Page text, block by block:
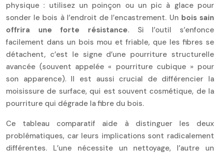
physique : utilisez un poinçon ou un pic à glace pour
sonder le bois à l’endroit de l’encastrement. Un bois sain
offrira une forte résistance. Si l’outil s’enfonce
facilement dans un bois mou et friable, que les fibres se
détachent, c’est le signe d’une pourriture structurelle
avancée (souvent appelée « pourriture cubique » pour
son apparence). Il est aussi crucial de différencier la
moisissure de surface, qui est souvent cosmétique, de la
pourriture qui dégrade la fibre du bois.
Ce tableau comparatif aide à distinguer les deux
problématiques, car leurs implications sont radicalement
différentes. L’une nécessite un nettoyage, l’autre un